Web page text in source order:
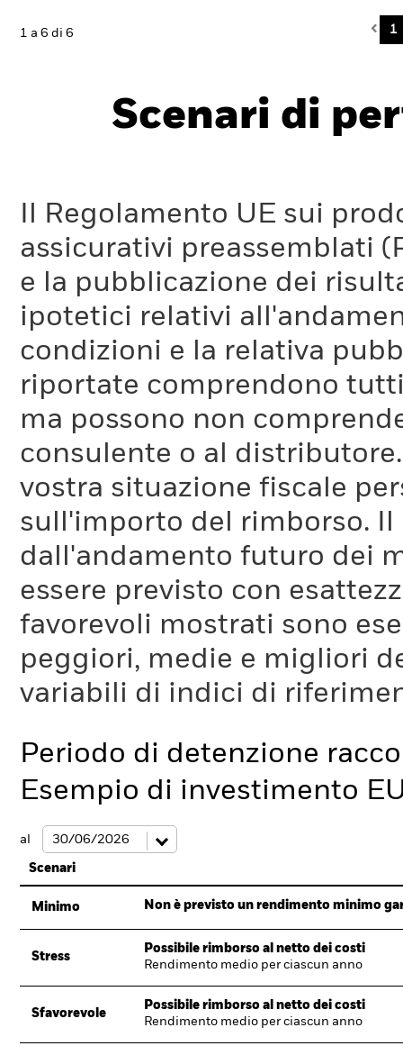
1 a 6 di 6 1
Scenari di
Il Regolamento UE sui
assicurativi preassemblati
e la pubblicazione dei
ipotetici relativi
condizioni e la relativa
riportate comprendono
ma possono non
consulente o al
vostra situazione fiscale
sull'importo del rimborso.
dall'andamento futuro dei
essere previsto con
favorevoli mostrati sono
peggiori, medie e migliori
variabili di indici di
Periodo di detenzione
Esempio di investimento
al
Scenari
Minimo Non è previsto un rendimento minimo
Stress
Possibile rimborso al netto dei costi
Rendimento medio per ciascun anno
Sfavorevole
Possibile rimborso al netto dei costi
Rendimento medio per ciascun anno